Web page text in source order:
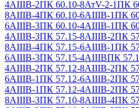
4АIIIВ-2ПК 60.10-8АтV-2-1ПК
8АIIIВ-4ПК 60.10-6АIIIВ-1ПК
6АIIIВ-3ПК 60.10-4АIIIВ-1ПК
4АIIIВ-3ПК 57.15-8АIIIВ-2ПК
8АIIIВ-4ПК 57.15-6АIIIВ-1ПК
6АIIIВ-3ПК 57.15-4АIIIВПК
4АIIIВ-2ПК 57.12-8АIIIВ-2ПК
6АIIIВ-1ПК 57.12-6АIIIВ-2ПК
4АIIIВ-1ПК 57.12-4АIIIВ-2ПК
8АIIIВ-3ПК 57.10-8АIIIВ-4ПК